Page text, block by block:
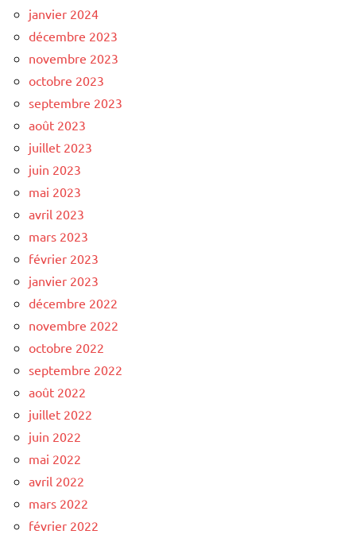
janvier 2024
décembre 2023
novembre 2023
octobre 2023
septembre 2023
août 2023
juillet 2023
juin 2023
mai 2023
avril 2023
mars 2023
février 2023
janvier 2023
décembre 2022
novembre 2022
octobre 2022
septembre 2022
août 2022
juillet 2022
juin 2022
mai 2022
avril 2022
mars 2022
février 2022